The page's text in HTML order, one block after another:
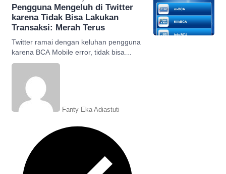
Pengguna Mengeluh di Twitter
karena Tidak Bisa Lakukan
Transaksi: Merah Terus
Twitter ramai dengan keluhan pengguna
karena BCA Mobile error, tidak bisa
lakukan transaksi karena lampu indikator
Fanty Eka Adiastuti